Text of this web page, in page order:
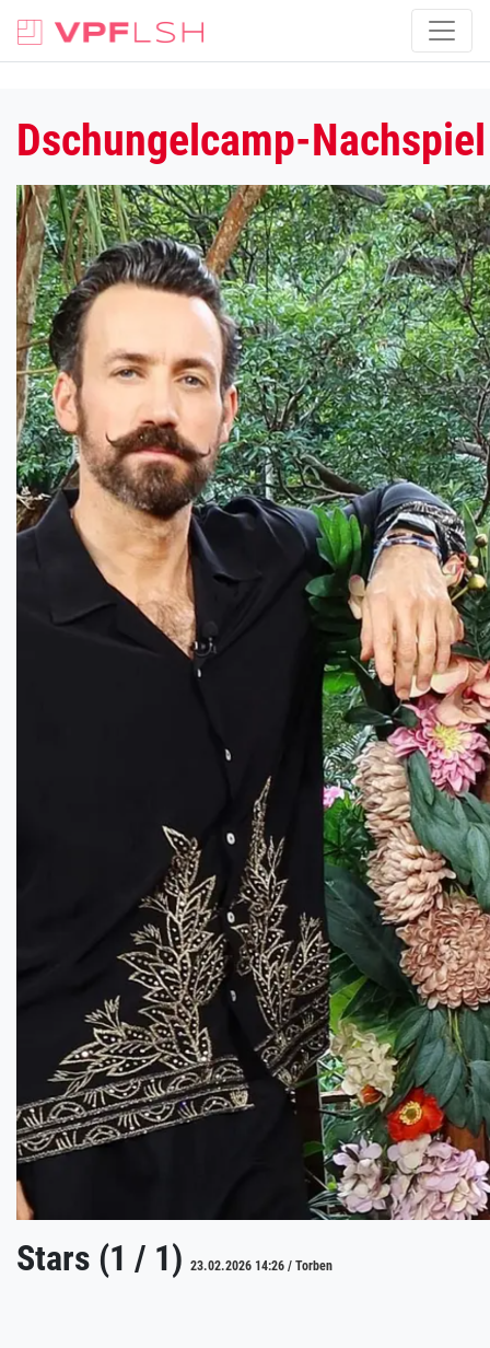
Dschungelcamp-Nachspiel
Stars (1 / 1) 23.02.2026 14:26 / Torben